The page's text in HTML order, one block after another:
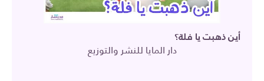
أين ذهبت يا فلة؟
دار المايا للنشر والتوزيع